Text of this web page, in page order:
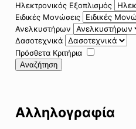
Ηλεκτρονικός Εξοπλισμός
Ειδικές Μονώσεις
Ανελκυστήρων
Δασοτεχνικά
Πρόσθετα Κριτήρια
Αναζήτηση
Αλληλογραφία